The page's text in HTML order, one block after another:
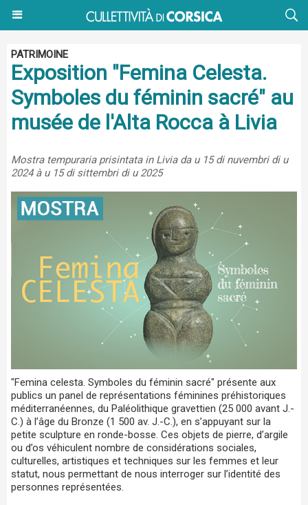
PATRIMOINE
Exposition "Femina Celesta.
Symboles du féminin sacré" au
musée de l'Alta Rocca à Livia
Mostra tempuraria prisintata in Livia da u 15 di nuvembri di u
2024 à u 15 di sittembri di u 2025
"Femina celesta. Symboles du féminin sacré" présente aux
publics un panel de représentations féminines préhistoriques
méditerranéennes, du Paléolithique gravettien (25 000 avant J.-
C.) à l’âge du Bronze (1 500 av. J.-C.), en s’appuyant sur la
petite sculpture en ronde-bosse. Ces objets de pierre, d’argile
ou d’os véhiculent nombre de considérations sociales,
culturelles, artistiques et techniques sur les femmes et leur
statut, nous permettant de nous interroger sur l’identité des
personnes représentées.